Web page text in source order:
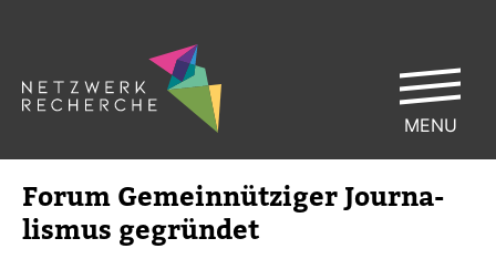
Forum Gemein­nüt­ziger Jour­na­
lismus gegründet
MENU